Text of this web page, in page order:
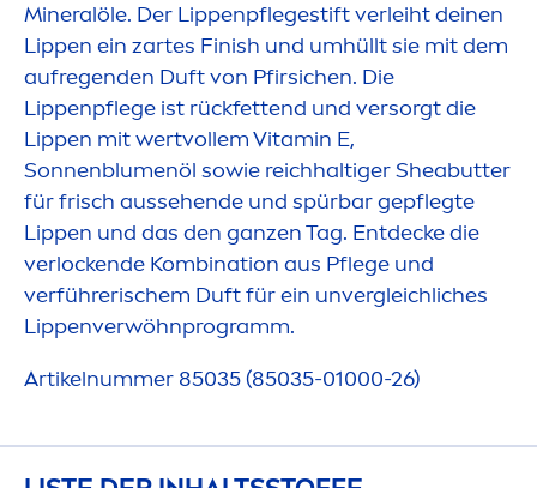
Mineralöle. Der Lippenpflegestift verleiht deinen
Lippen ein zartes Finish und umhüllt sie mit dem
aufregenden Duft von Pfirsichen. Die
Lippenpflege ist rückfettend und versorgt die
Lippen mit wertvollemVitamin E,
Sonnenblumenöl sowie reichhaltiger Sheabutter
für frisch aussehende und spürbar gepflegte
Lippen und das den ganzen Tag. Entdecke die
verlockende Kombination aus Pflege und
verführerischem Duft für ein unvergleichliches
Lippenverwöhnprogramm.
Artikelnummer 85035 (85035-01000-26)